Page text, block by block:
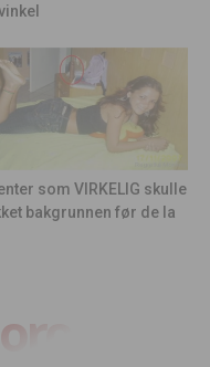
som VIRKELIG skulle
bakgrunnen før de la